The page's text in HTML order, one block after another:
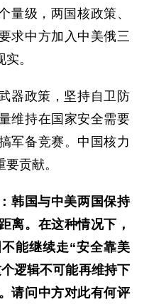
量级，两国核政策、
求中方加入中美俄三
。
器政策，坚持自卫防
维持在国家安全需要
军备竞赛。中国核力
贡献。
韩国与中美两国保持
离。在这种情况下，
能继续走“安全靠美
逻辑不可能再维持下
请问中方对此有何评